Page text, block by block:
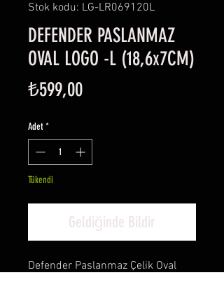
Stok kodu: LG-LR069120L
DEFENDER PASLANMAZ
OVAL LOGO -L (18,6x7CM)
₺599,00Fiyat
Adet *
Tükendi
Geldiğinde Bildir
Defender Paslanmaz Çelik Oval